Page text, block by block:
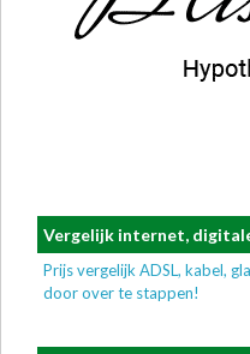
Vergelijk internet,
Prijs vergelijk ADSL, kabel,
door over te stappen!